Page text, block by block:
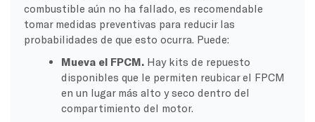
combustible aún no ha fallado, es recomendable
tomar medidas preventivas para reducir las
probabilidades de que esto ocurra. Puede:
Mueva el FPCM. Hay kits de repuesto
disponibles que le permiten reubicar el FPCM
en un lugar más alto y seco dentro del
compartimiento del motor.